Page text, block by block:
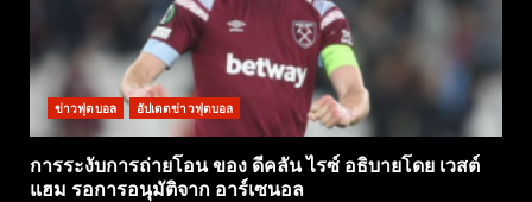
ข่าวฟุตบอล อัปเดตข่าวฟุตบอล
การระงับการถ่ายโอน ของ ดีคลัน ไรซ์ อธิบายโดย เวสต์
แฮม รอการอนุมัติจาก อาร์เซนอล